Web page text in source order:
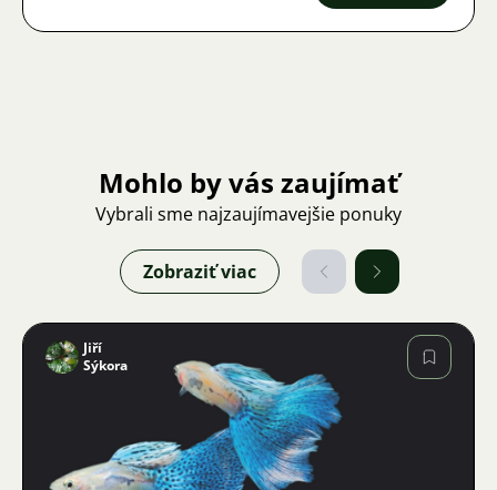
Mohlo by vás zaujímať
Vybrali sme najzaujímavejšie ponuky
Zobraziť viac
Obrázok
Jiří
Sýkora